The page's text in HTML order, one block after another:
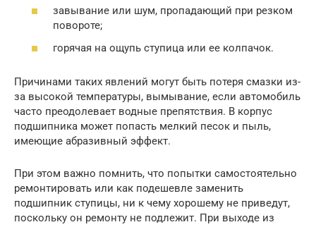
завывание или шум, пропадающий при резком
повороте;
горячая на ощупь ступица или ее колпачок.
Причинами таких явлений могут быть потеря смазки из-
за высокой температуры, вымывание, если автомобиль
часто преодолевает водные препятствия. В корпус
подшипника может попасть мелкий песок и пыль,
имеющие абразивный эффект.
При этом важно помнить, что попытки самостоятельно
ремонтировать или как подешевле заменить
подшипник ступицы, ни к чему хорошему не приведут,
поскольку он ремонту не подлежит. При выходе из